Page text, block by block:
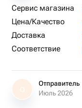
Сервис магазина
Цена/Качество
Доставка
Соответствие
О
Отправитель
Июль 2026